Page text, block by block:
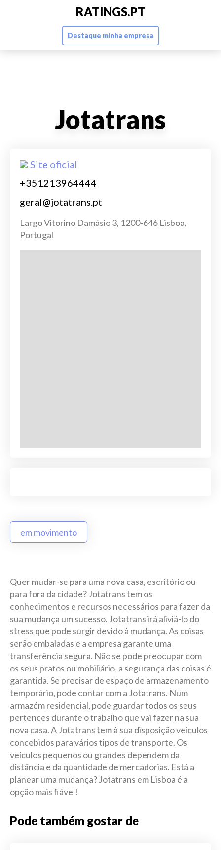
RATINGS.PT
Destaque minha empresa
Jotatrans
Site oficial
+351213964444
geral@jotatrans.pt
Largo Vitorino Damásio 3, 1200-646 Lisboa,
Portugal
em movimento
Quer mudar-se para uma nova casa, escritório ou
para fora da cidade? Jotatrans tem os
conhecimentos e recursos necessários para fazer da
sua mudança um sucesso. Jotatrans irá aliviá-lo do
stress que pode surgir devido à mudança. As coisas
serão embaladas e a empresa garante uma
transferência segura. Não se pode preocupar com
os seus pratos ou mobiliário, a segurança das coisas é
garantida. Se precisar de espaço de armazenamento
temporário, pode contar com a Jotatrans. Num
armazém residencial, pode guardar todos os seus
pertences durante o trabalho que vai fazer na sua
nova casa. A Jotatrans tem à sua disposição veículos
concebidos para vários tipos de transporte. Os
veículos pequenos ou grandes dependem da
distância e da quantidade de mercadorias. Está a
planear uma mudança? Jotatrans em Lisboa é a
opção mais fiável!
Pode também gostar de